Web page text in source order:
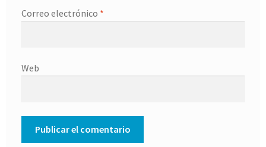
Correo electrónico *
Web